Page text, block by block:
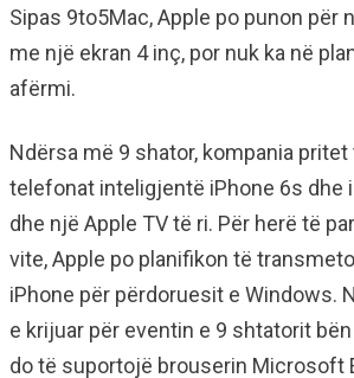
Sipas 9to5Mac, Apple po punon për
me një ekran 4 inç, por nuk ka në
afërmi.
Ndërsa më 9 shator, kompania
telefonat inteligjentë iPhone 6s dhe
dhe një Apple TV të ri. Për herë të
vite, Apple po planifikon të
iPhone për përdoruesit e Windows.
e krijuar për eventin e 9 shtatorit
do të suportojë brouserin Microsoft